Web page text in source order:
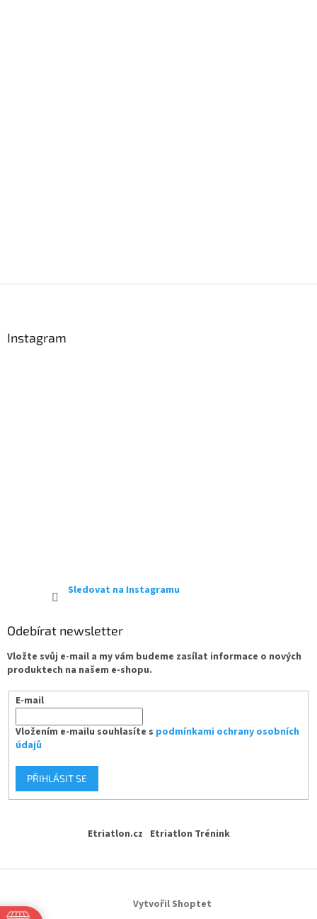
Instagram
Sledovat na Instagramu
Odebírat newsletter
Vložte svůj e-mail a my vám budeme zasílat informace o nových
produktech na našem e-shopu.
E-mail
Vložením e-mailu souhlasíte s podmínkami ochrany osobních
údajů
PŘIHLÁSIT SE
Etriatlon.cz Etriatlon Trénink
Vytvořil Shoptet